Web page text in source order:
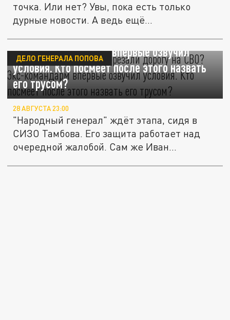
точка. Или нет? Увы, пока есть только
дурные новости. А ведь ещё...
Почему Ивану Попову "обрезали" дорогу на
СВО? Экс-командарм впервые озвучил
условия. Кто посмеет после этого назвать
его трусом?
ДЕЛО ГЕНЕРАЛА ПОПОВА
28 АВГУСТА 23:00
"Народный генерал" ждёт этапа, сидя в
СИЗО Тамбова. Его защита работает над
очередной жалобой. Сам же Иван...